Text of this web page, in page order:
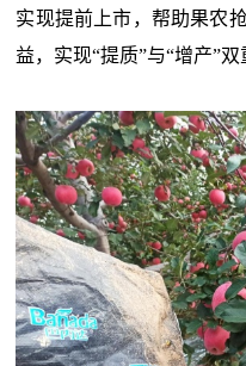
实现提前上市，帮助果农
益， 实现“提质”与“增产”双